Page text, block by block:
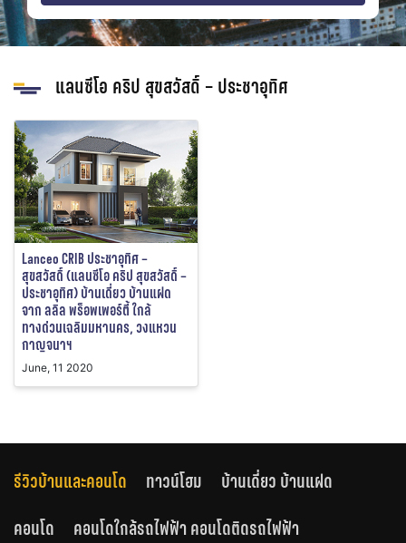
แลนซีโอ คริป สุขสวัสดิ์ – ประชาอุทิศ
Lanceo CRIB ประชาอุทิศ –
สุขสวัสดิ์ (แลนซีโอ คริป สุขสวัสดิ์ –
ประชาอุทิศ) บ้านเดี่ยว บ้านแฝด
จาก ลลิล พร็อพเพอร์ตี้ ใกล้
ทางด่วนเฉลิมมหานคร, วงแหวน
กาญจนาฯ
June, 11 2020
รีวิวบ้านและคอนโด ทาวน์โฮม
บ้านเดี่ยว บ้านแฝด
คอนโด
คอนโดใกล้รถไฟฟ้า คอนโดติดรถไฟฟ้า